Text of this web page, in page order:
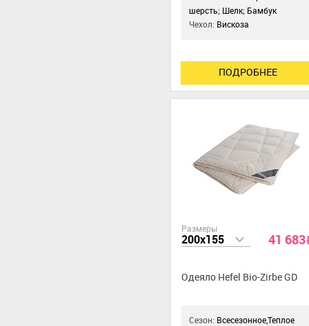
шерсть; Шелк; Бамбук
Чехол: Вискоза
ПОДРОБНЕЕ
Размеры
200x155 41 683
Одеяло Hefel Bio-Zirbe GD
Сезон: Всесезонное,Теплое